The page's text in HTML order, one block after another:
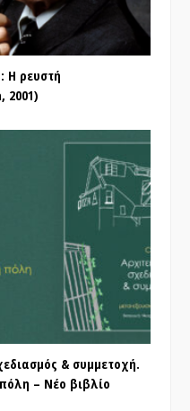
Η ρευστή
2001)
& συμμετοχή.
– Νέο βιβλίο